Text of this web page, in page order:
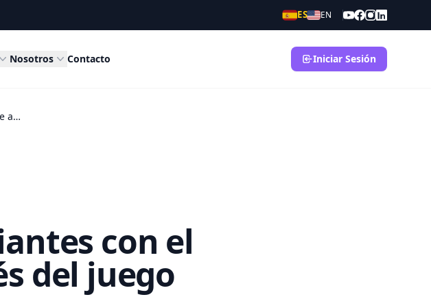
ES EN
Nosotros Contacto Iniciar Sesión
Motiva a tus estudiantes con el Aprendizaje a través del juego
con el
del juego